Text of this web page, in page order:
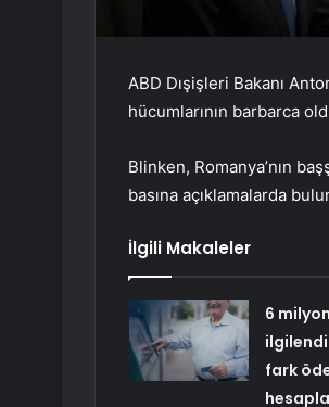
ABD Dışişleri Bakanı
hücumlarının barbarca
Blinken, Romanya’nın
basına açıklamalarda
İlgili Makaleler
6
fark